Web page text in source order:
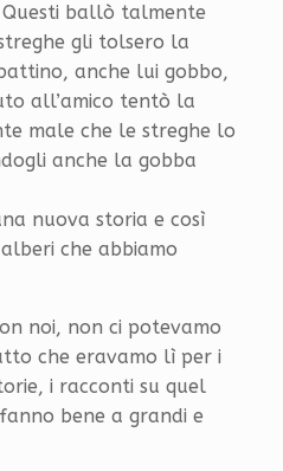
ballò talmente
gli tolsero la
anche lui gobbo,
all’amico tentò la
male che le streghe lo
anche la gobba
nuova storia e così
che abbiamo
noi, non ci potevamo
che eravamo lì per i
i racconti su quel
bene a grandi e